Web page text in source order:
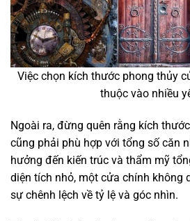
Việc chọn kích thước phong thủy
thuộc vào nhiều
Ngoài ra, đừng quên rằng kích
cũng phải phù hợp với tổng số căn
hưởng đến kiến trúc và thẩm mỹ
diện tích nhỏ, một cửa chính không
sự chênh lệch về tỷ lệ và góc nhìn.